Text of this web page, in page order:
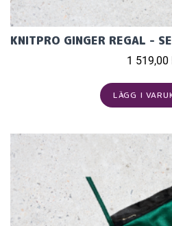
1 519,00
LÄGG I